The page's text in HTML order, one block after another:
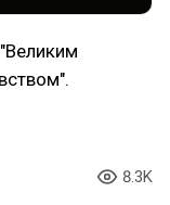
8.3K